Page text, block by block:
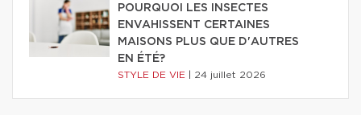
POURQUOI LES INSECTES
ENVAHISSENT CERTAINES
MAISONS PLUS QUE D'AUTRES
EN ÉTÉ?
STYLE DE VIE 24 juillet 2026